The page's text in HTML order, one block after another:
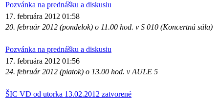
Pozvánka na prednášku a diskusiu
17. februára 2012 01:58
20. február 2012 (pondelok) o 11.00 hod. v S 010 (Koncertná sála)
Pozvánka na prednášku a diskusiu
17. februára 2012 01:56
24. február 2012 (piatok) o 13.00 hod. v AULE 5
ŠIC VD od utorka 13.02.2012 zatvorené